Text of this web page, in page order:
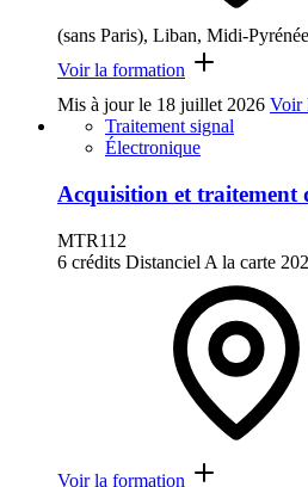
(sans Paris), Liban, Midi-
Voir la formation
Mis à jour le 18 juillet 2026 Voir
Traitement signal
Électronique
Acquisition et traitement
MTR112
6 crédits Distanciel A la carte
Voir la formation